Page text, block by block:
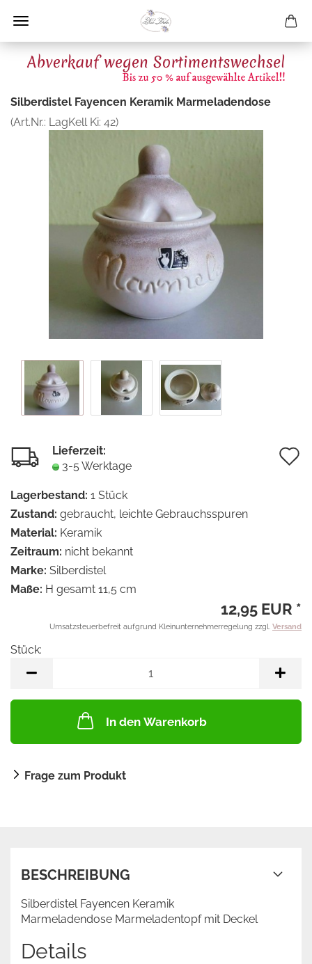
Silberdistel Fayencen Keramik Marmeladendose
(Art.Nr.: LagKell Ki: 42)
Lieferzeit:
3-5 Werktage
Lagerbestand: 1 Stück
Zustand: gebraucht, leichte Gebrauchsspuren
Material: Keramik
Zeitraum: nicht bekannt
Marke: Silberdistel
Maße: H gesamt 11,5 cm
12,95 EUR *
Umsatzsteuerbefreit aufgrund Kleinunternehmerregelung zzgl. Versand
Stück:
In den Warenkorb
Frage zum Produkt
BESCHREIBUNG
Silberdistel Fayencen Keramik
Marmeladendose Marmeladentopf mit Deckel
Details